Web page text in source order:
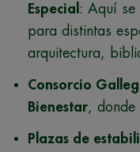
Especial : Aquí se
para distintas
arquitectura,
Consorcio
Bienestar, donde
Plazas de